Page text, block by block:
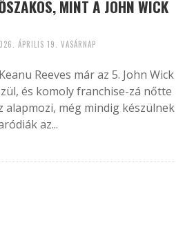
MINT A JOHN WICK
ÁPRILIS 19. VASÁRNAP
Reeves már az 5. John Wick
és komoly franchise-zá nőtte
alapmozi, még mindig készülnek
az...